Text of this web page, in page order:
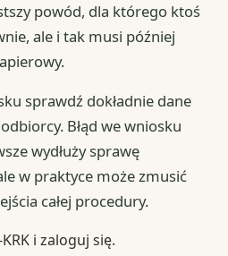
powód, dla którego ktoś
ale i tak musi później
sprawdź dokładnie dane
Błąd we wniosku
wydłuży sprawę
w praktyce może zmusić
całej procedury.
i zaloguj się.